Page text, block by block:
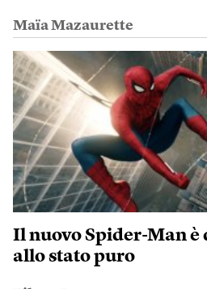
Maïa Mazaurette
Il nuovo Spider-Man
allo stato puro